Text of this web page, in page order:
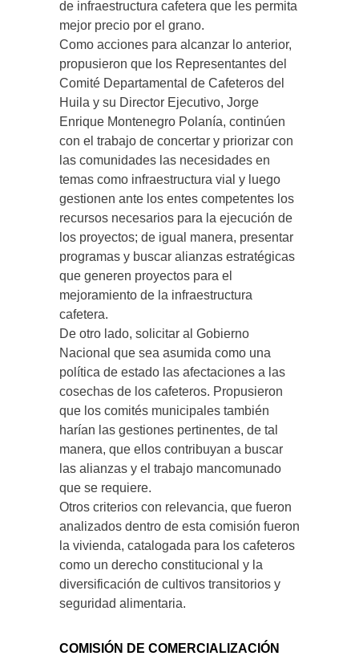
de infraestructura cafetera que les permita
mejor precio por el grano.
Como acciones para alcanzar lo anterior,
propusieron que los Representantes del
Comité Departamental de Cafeteros del
Huila y su Director Ejecutivo, Jorge
Enrique Montenegro Polanía, continúen
con el trabajo de concertar y priorizar con
las comunidades las necesidades en
temas como infraestructura vial y luego
gestionen ante los entes competentes los
recursos necesarios para la ejecución de
los proyectos; de igual manera, presentar
programas y buscar alianzas estratégicas
que generen proyectos para el
mejoramiento de la infraestructura
cafetera.
De otro lado, solicitar al Gobierno
Nacional que sea asumida como una
política de estado las afectaciones a las
cosechas de los cafeteros. Propusieron
que los comités municipales también
harían las gestiones pertinentes, de tal
manera, que ellos contribuyan a buscar
las alianzas y el trabajo mancomunado
que se requiere.
Otros criterios con relevancia, que fueron
analizados dentro de esta comisión fueron
la vivienda, catalogada para los cafeteros
como un derecho constitucional y la
diversificación de cultivos transitorios y
seguridad alimentaria.
COMISIÓN DE COMERCIALIZACIÓN